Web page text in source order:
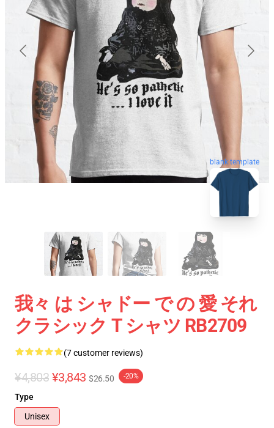
blank template
我々 は シャドー で の 愛 それ
クラシック T シャツ RB2709
(7 customer reviews)
¥4,803 ¥3,843 $26.50 -20%
Type
Unisex